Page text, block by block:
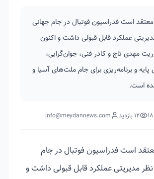
است فدراسیون فوتبال در جام جهانی
مدیریتی عملکرد قابل قبولی داشت و اکنون
مهدی تاج و کادر فنی، جوان‌گرایی،
و برنامه‌ریزی برای جام ملت‌های آسیا و
است.
12 بازدید info@meydannews.com
است فدراسیون فوتبال در جام
۲۰۲۶ از نظر مدیریتی عملکرد قابل قبولی داشت و